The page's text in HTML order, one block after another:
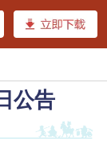
公告